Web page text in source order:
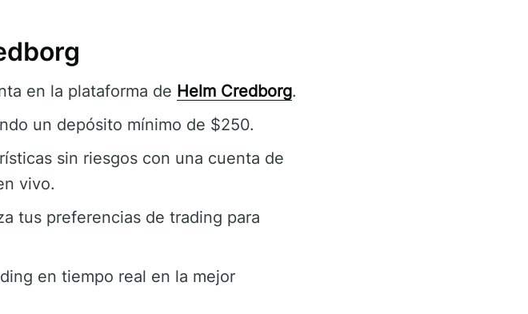
en la plataforma de Helm Credborg.
un depósito mínimo de $250.
sin riesgos con una cuenta de
vivo.
tus preferencias de trading para
en tiempo real en la mejor